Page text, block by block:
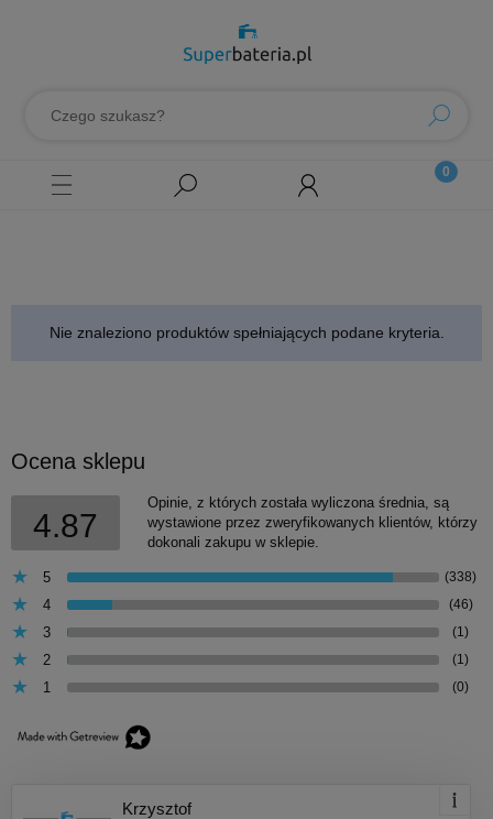
Nie znaleziono produktów spełniających podane kryteria.
Ocena sklepu
4.87
Opinie, z których została wyliczona średnia, są
wystawione przez zweryfikowanych klientów, którzy
dokonali zakupu w sklepie.
5 (338)
4 (46)
3 (1)
2 (1)
1 (0)
Krzysztof